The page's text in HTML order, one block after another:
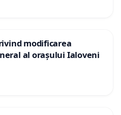
modificarea
al orașului Ialoveni